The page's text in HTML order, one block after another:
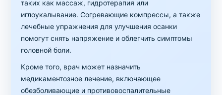
таких как массаж, гидротерапия или
иглоукалывание. Согревающие компрессы, а также
лечебные упражнения для улучшения осанки
помогут снять напряжение и облегчить симптомы
головной боли.
Кроме того, врач может назначить
медикаментозное лечение, включающее
обезболивающие и противовоспалительные